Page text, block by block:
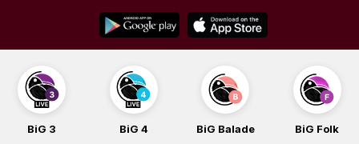
content
BiG 3 BiG 4 BiG Balade BiG Folk